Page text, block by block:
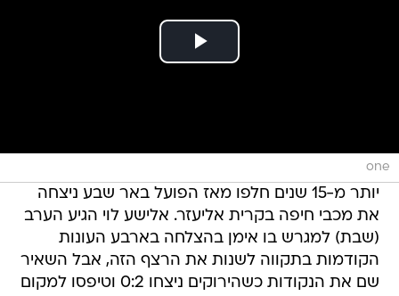
one
יותר מ-15 שנים חלפו מאז הפועל באר שבע ניצחה
את מכבי חיפה בקרית אליעזר. אלישע לוי הגיע הערב
(שבת) למגרש בו אימן בהצלחה בארבע העונות
הקודמות בתקווה לשנות את הרצף הזה, אבל השאיר
שם את הנקודות כשהירוקים ניצחו 0:2 וטיפסו למקום